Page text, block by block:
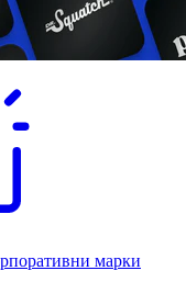
марки